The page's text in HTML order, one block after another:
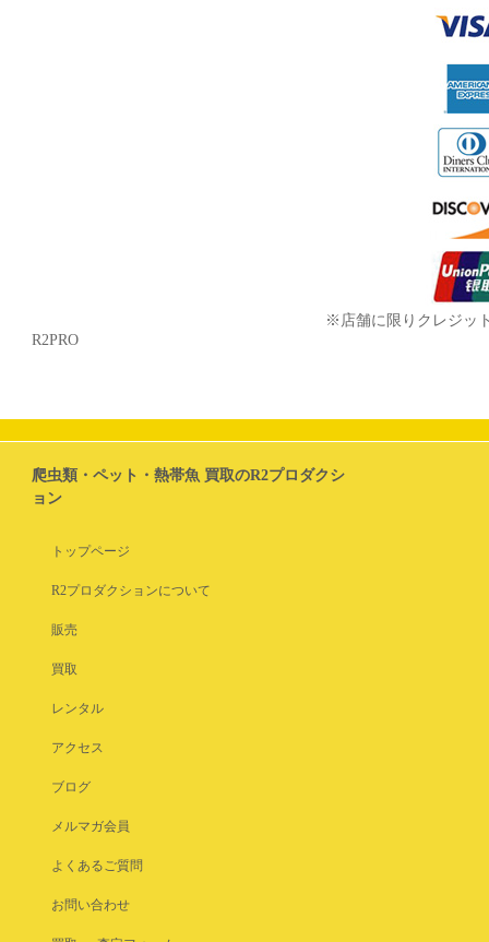
※店舗に限りクレジッ
R2PRO
爬虫類・ペット・熱帯魚 買取のR2プロダクシ
ョン
トップページ
R2プロダクションについて
販売
買取
レンタル
アクセス
ブログ
メルマガ会員
よくあるご質問
お問い合わせ